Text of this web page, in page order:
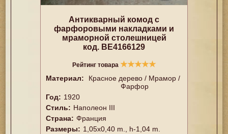
Антикварный комод с
фарфоровыми накладками и
мраморной столешницей
код. BE4166129
Рейтинг товара ★★★★★
Материал:
Красное дерево / Мрамор /
Фарфор
Год: 1920
Стиль: Наполеон III
Страна: Франция
Размеры: 1,05x0,40 m., h-1,04 m.